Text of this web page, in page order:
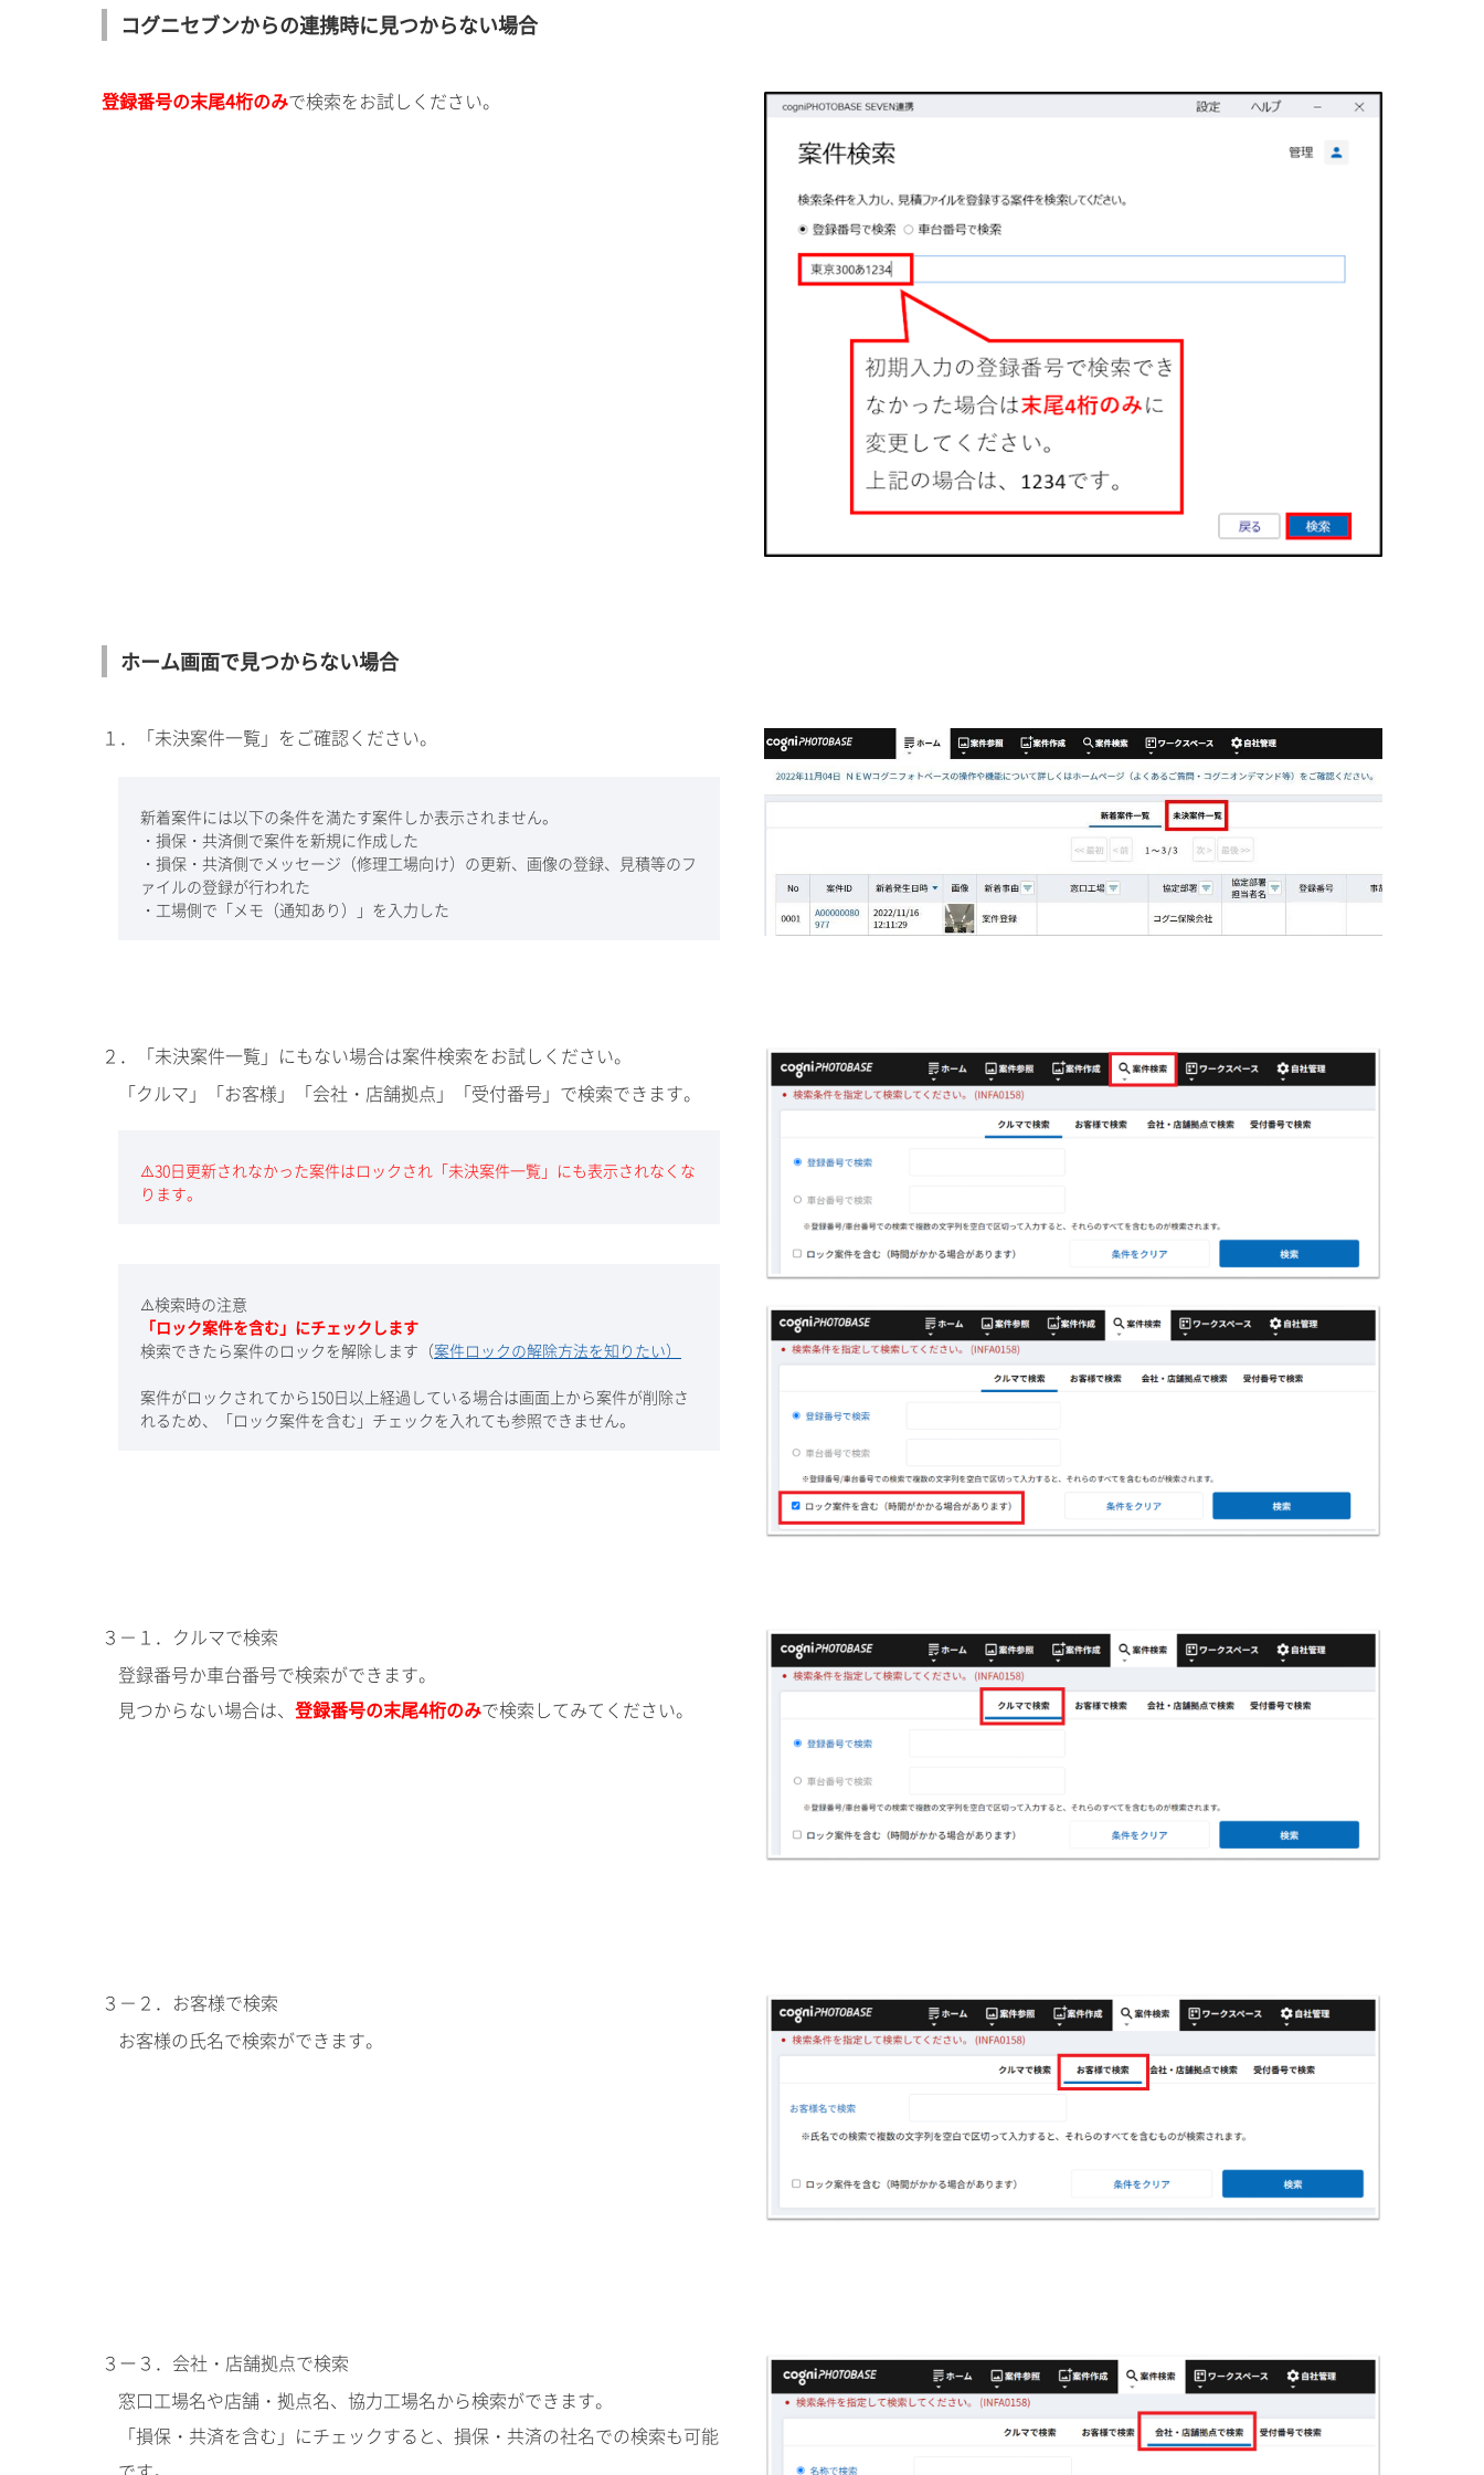
コグニセブンからの連携時に見つからない場合
登録番号の末尾4桁のみで検索をお試しください。
ホーム画面で見つからない場合
１．「未決案件一覧」をご確認ください。
新着案件には以下の条件を満たす案件しか表示されません。
・損保・共済側で案件を新規に作成した
・損保・共済側でメッセージ（修理工場向け）の更新、画像の登録、見積等のフ
ァイルの登録が行われた
・工場側で「メモ（通知あり）」を入力した
２．「未決案件一覧」にもない場合は案件検索をお試しください。
「クルマ」「お客様」「会社・店舗拠点」「受付番号」で検索できます。
⚠️30日更新されなかった案件はロックされ「未決案件一覧」にも表示されなくな
ります。
⚠️検索時の注意
「ロック案件を含む」にチェックします
検索できたら案件のロックを解除します（案件ロックの解除方法を知りたい）
案件がロックされてから150日以上経過している場合は画面上から案件が削除さ
れるため、「ロック案件を含む」チェックを入れても参照できません。
３－１．クルマで検索
登録番号か車台番号で検索ができます。
見つからない場合は、 登録番号の末尾4桁のみで検索してみてください。
３－２．お客様で検索
お客様の氏名で検索ができます。
３ー３．会社・店舗拠点で検索
窓口工場名や店舗・拠点名、協力工場名から検索ができます。
「損保・共済を含む」にチェックすると、損保・共済の社名での検索も可能